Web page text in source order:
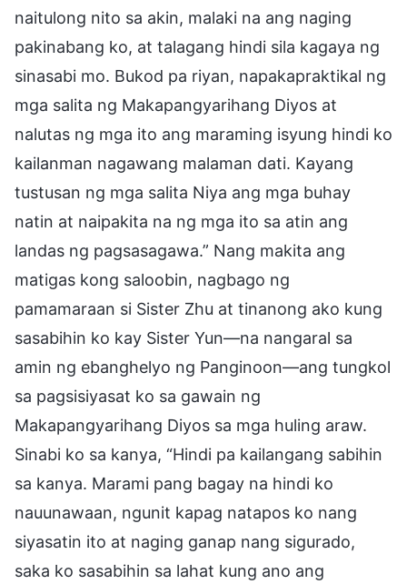
naitulong nito sa akin, malaki na ang naging
pakinabang ko, at talagang hindi sila kagaya ng
sinasabi mo. Bukod pa riyan, napakapraktikal ng
mga salita ng Makapangyarihang Diyos at
nalutas ng mga ito ang maraming isyung hindi ko
kailanman nagawang malaman dati. Kayang
tustusan ng mga salita Niya ang mga buhay
natin at naipakita na ng mga ito sa atin ang
landas ng pagsasagawa.” Nang makita ang
matigas kong saloobin, nagbago ng
pamamaraan si Sister Zhu at tinanong ako kung
sasabihin ko kay Sister Yun—na nangaral sa
amin ng ebanghelyo ng Panginoon—ang tungkol
sa pagsisiyasat ko sa gawain ng
Makapangyarihang Diyos sa mga huling araw.
Sinabi ko sa kanya, “Hindi pa kailangang sabihin
sa kanya. Marami pang bagay na hindi ko
nauunawaan, ngunit kapag natapos ko nang
siyasatin ito at naging ganap nang sigurado,
saka ko sasabihin sa lahat kung ano ang